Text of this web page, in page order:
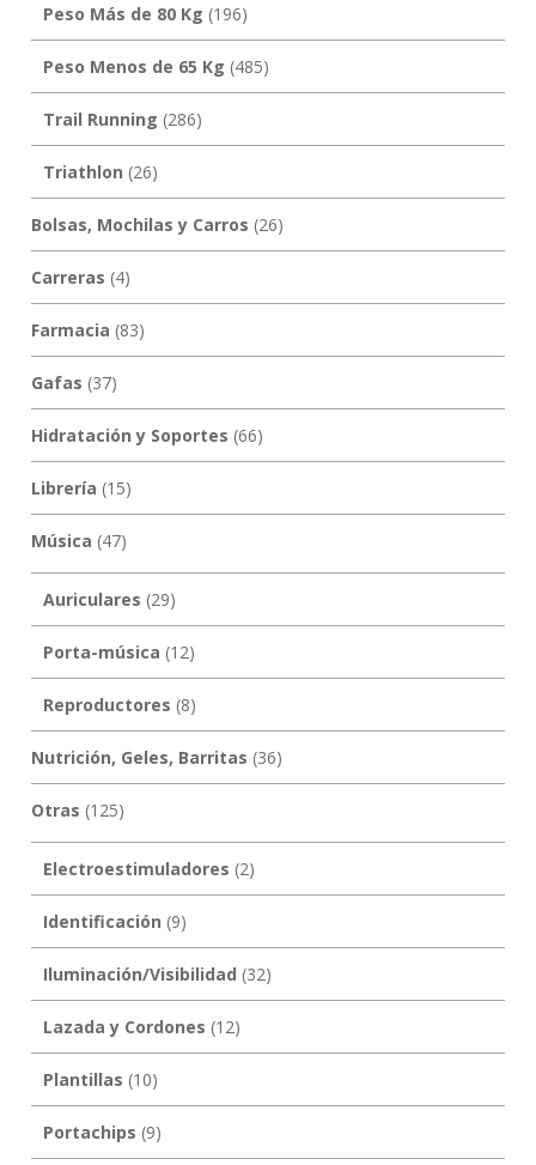
Peso Más de 80 Kg (196)
Peso Menos de 65 Kg (485)
Trail Running (286)
Triathlon (26)
Bolsas, Mochilas y Carros (26)
Carreras (4)
Farmacia (83)
Gafas (37)
Hidratación y Soportes (66)
Librería (15)
Música (47)
Auriculares (29)
Porta-música (12)
Reproductores (8)
Nutrición, Geles, Barritas (36)
Otras (125)
Electroestimuladores (2)
Identificación (9)
Iluminación/Visibilidad (32)
Lazada y Cordones (12)
Plantillas (10)
Portachips (9)